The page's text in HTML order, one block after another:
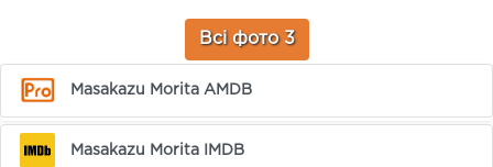
Всі фото 3
Masakazu Morita AMDB
Masakazu Morita IMDB